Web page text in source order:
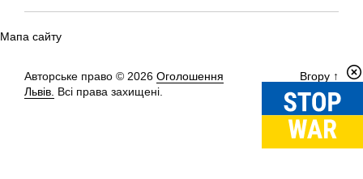
Мапа сайту
Авторське право © 2026 Оголошення
Львів. Всі права захищені.
Вгору ↑